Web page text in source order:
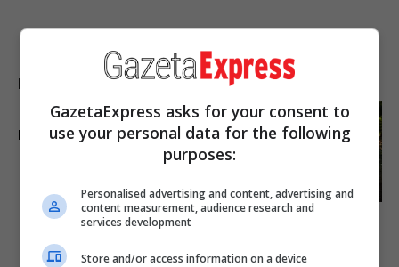
LAJME NGA INTERNETI
Hollywood's Inaccurate
Portrayal Of Reality – Take A
Top 8 People Living Strange
GazetaExpress asks for your consent to
use your personal data for the following
purposes:
Personalised advertising and content, advertising and
content measurement, audience research and
services development
Store and/or access information on a device